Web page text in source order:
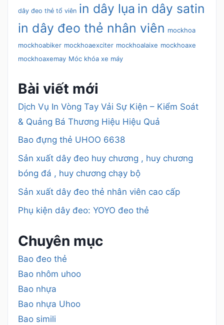
dây đeo thẻ tổ viên in dây lụa in dây satin
in dây đeo thẻ nhân viên mockhoa
mockhoabiker mockhoaexciter mockhoalaixe mockhoaxe
mockhoaxemay Móc khóa xe máy
Bài viết mới
Dịch Vụ In Vòng Tay Vải Sự Kiện – Kiểm Soát
& Quảng Bá Thương Hiệu Hiệu Quả
Bao đựng thẻ UHOO 6638
Sản xuất dây đeo huy chương , huy chương
bóng đá , huy chương chạy bộ
Sản xuất dây đeo thẻ nhân viên cao cấp
Phụ kiện dây đeo: YOYO đeo thẻ
Chuyên mục
Bao đeo thẻ
Bao nhôm uhoo
Bao nhựa
Bao nhựa Uhoo
Bao simili